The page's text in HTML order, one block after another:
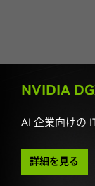
NVIDIA
AI 企業向けの
詳細を見る